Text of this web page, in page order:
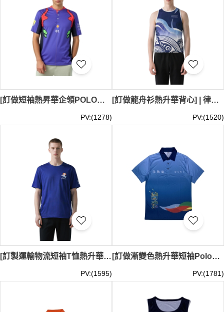
[訂做短袖熱昇華企領POLO恤] | 團體俱樂部員工制服 | 100%滌 | 熱升華印花 | archery player club | P1857
PV:(1278)
[訂做龍舟衫熱升華背心] | 律師行龍舟比賽 | 龍舟競賽背心 | 龍舟隊 | 爬龍舟熱升華背心 VT322
PV:(1520)
[訂製運輸物流短袖T恤熱升華] | 宣傳活動熱升華tee | 運輸及物流局 | 熱升華供應商 | 藍色圓領 香港 政府 T1182
PV:(1595)
[訂做漸變色熱升華短袖Polo恤] | 澳門法務局 | 宣傳活動Polo恤 | 熱升華Polo專門店 P1804
PV:(1781)